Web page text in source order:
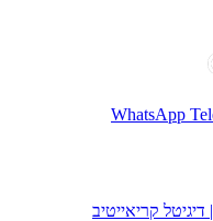
קריאייטיב